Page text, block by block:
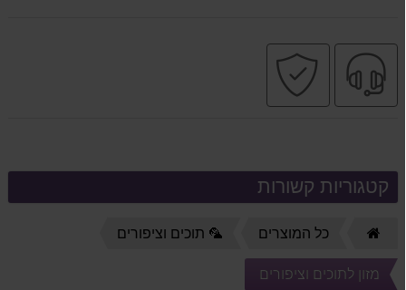
שירות
מקצועי
קטגוריות קשורות
כל המוצרים 🦜 תוכים וציפורים
מזון לתוכים וציפורים